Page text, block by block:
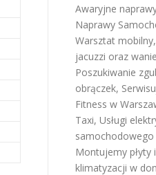
Awaryjne
Naprawy
Warsztat mobilny,
jacuzzi oraz
Poszukiwanie
obrączek,
Fitness w
Taxi, Usługi
Montujemy płyty
klimatyzacji w